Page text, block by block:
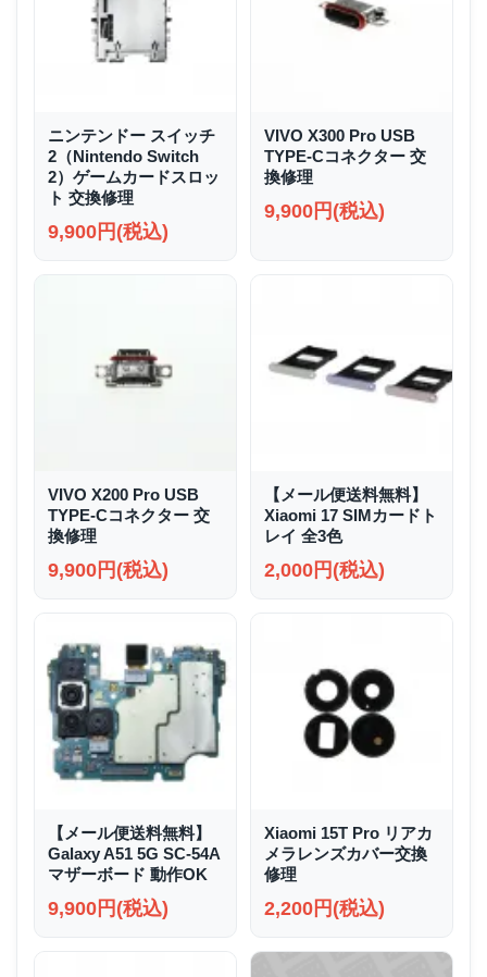
ニンテンドー スイッチ
2（Nintendo Switch
2）ゲームカードスロッ
ト 交換修理
9,900円(税込)
VIVO X300 Pro USB
TYPE-Cコネクター 交
換修理
9,900円(税込)
VIVO X200 Pro USB
TYPE-Cコネクター 交
換修理
9,900円(税込)
【メール便送料無料】
Xiaomi 17 SIMカードト
レイ 全3色
2,000円(税込)
【メール便送料無料】
Galaxy A51 5G SC-54A
マザーボード 動作OK
9,900円(税込)
Xiaomi 15T Pro リアカ
メラレンズカバー交換
修理
2,200円(税込)